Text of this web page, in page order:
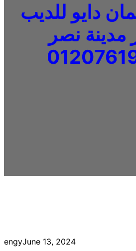
دايو للديب
مدينة نصر
engyJune 13, 2024